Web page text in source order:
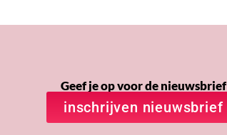
Geef je op voor de nieuwsbrief
inschrijven nieuwsbrief